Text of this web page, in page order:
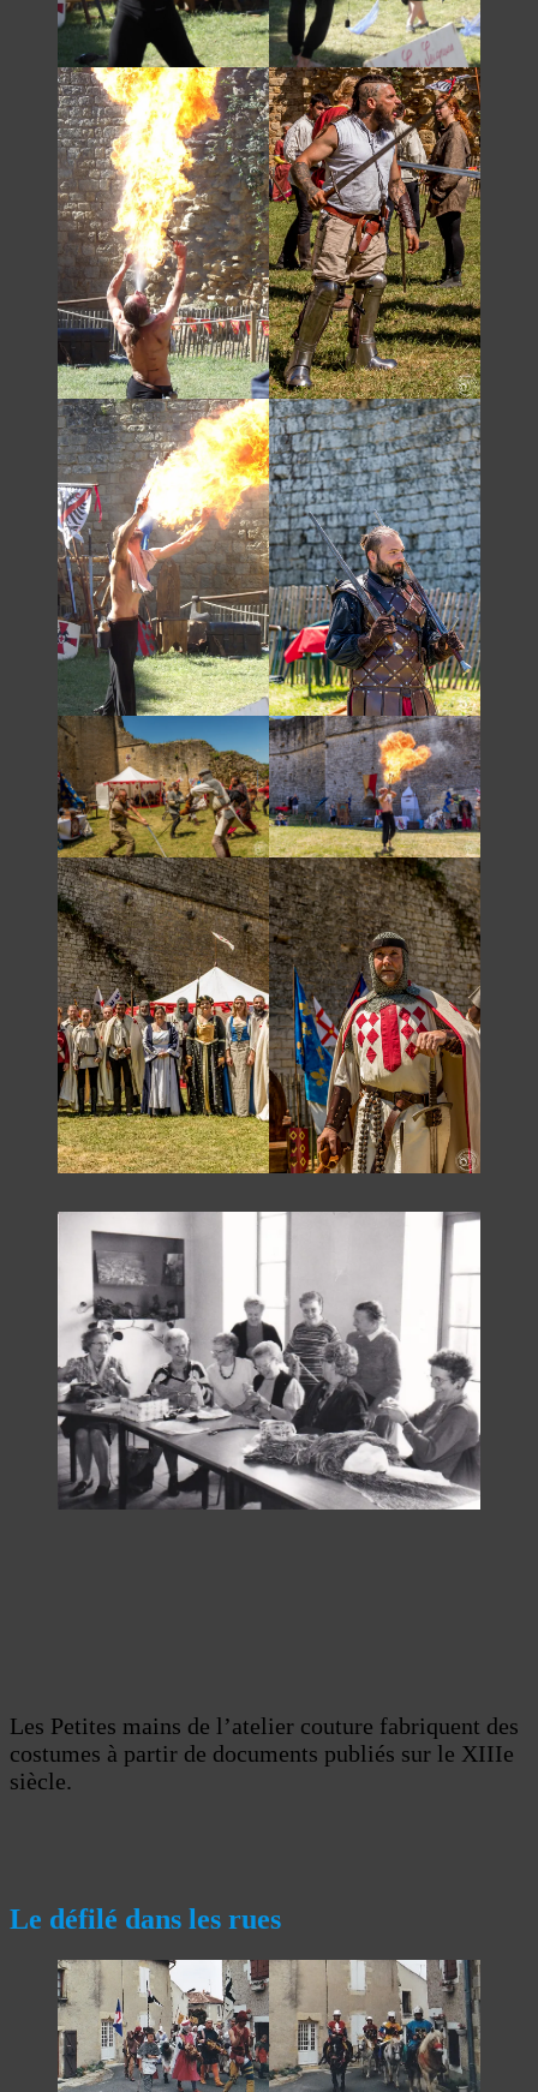
Les Petites mains de l’atelier couture fabriquent des
costumes à partir de documents publiés sur le XIIIe
siècle.
Le défilé dans les rues